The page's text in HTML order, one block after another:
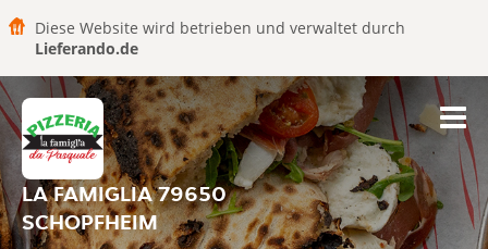
Diese Website wird betrieben und verwaltet durch
Lieferando.de
LA FAMIGLIA 79650
SCHOPFHEIM